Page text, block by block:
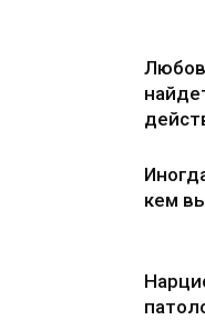
кем